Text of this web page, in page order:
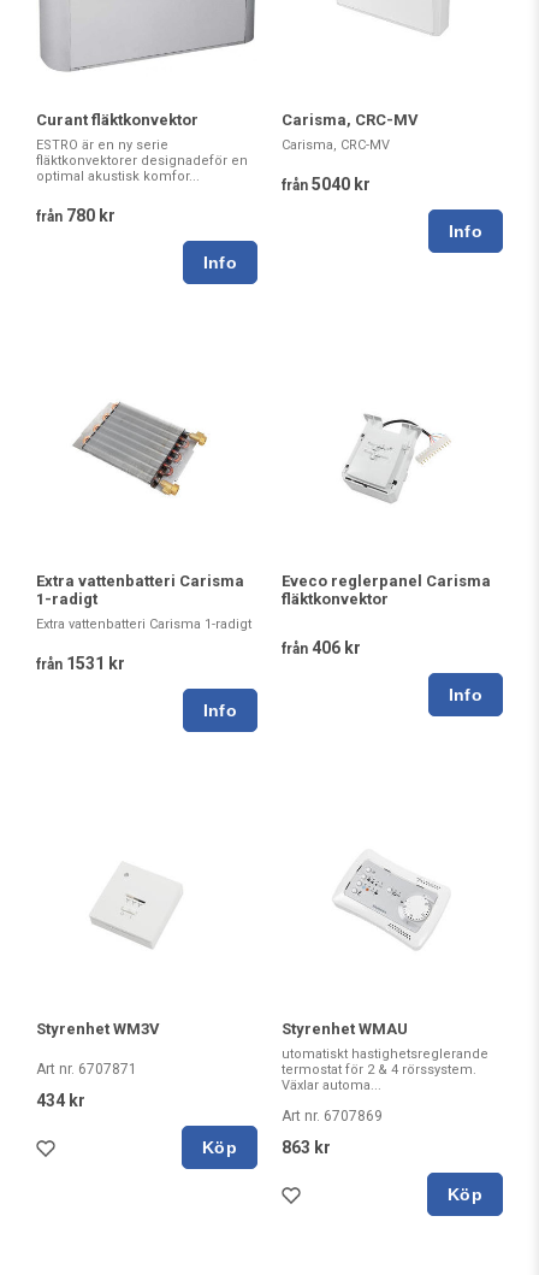
Curant fläktkonvektor
ESTRO är en ny serie
fläktkonvektorer designadeför en
optimal akustisk komfor...
från 780 kr
Carisma, CRC-MV
Carisma, CRC-MV
från 5040 kr
Extra vattenbatteri Carisma
1-radigt
Extra vattenbatteri Carisma 1-radigt
från 1531 kr
Eveco reglerpanel Carisma
fläktkonvektor
från 406 kr
Styrenhet WM3V
Art nr. 6707871
434 kr
Köp
Styrenhet WMAU
utomatiskt hastighetsreglerande
termostat för 2 & 4 rörssystem.
Växlar automa...
Art nr. 6707869
863 kr
Köp